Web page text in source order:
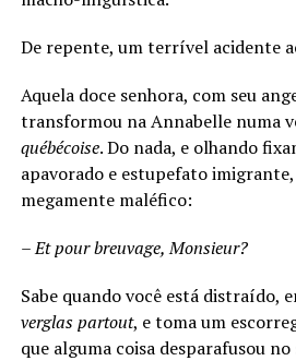
De repente, um terrível acidente
Aquela doce senhora, com seu
transformou na Annabelle numa
québécoise. Do nada, e olhando
apavorado e estupefato
megamente maléfico:
– Et pour breuvage, Monsieur?
Sabe quando você está distraído,
verglaspartout, e toma um
que alguma coisa desparafusou